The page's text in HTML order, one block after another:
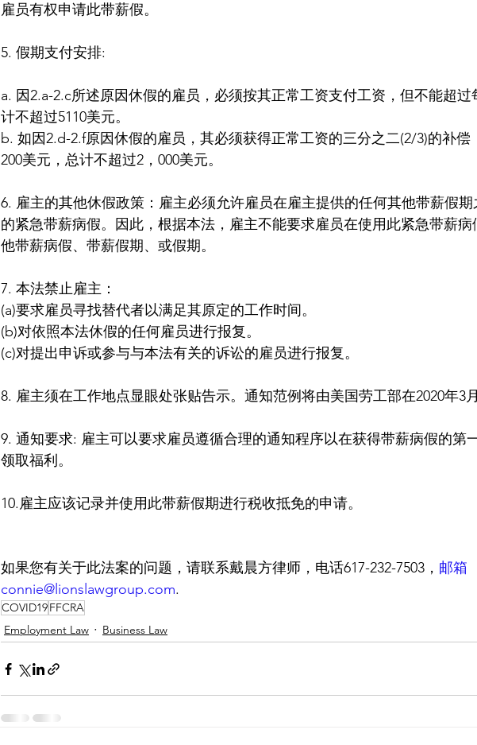
雇员有权申请此带薪假。
5. 假期支付安排:
a. 因2.a-2.c所述原因休假的雇员，必须按其正常工资支付工资，但不能超过
计不超过5110美元。
b. 如因2.d-2.f原因休假的雇员，其必须获得正常工资的三分之二(2/3)的补偿
200美元，总计不超过2，000美元。
6. 雇主的其他休假政策：雇主必须允许雇员在雇主提供的任何其他带薪假
的紧急带薪病假。因此，根据本法，雇主不能要求雇员在使用此紧急带薪
他带薪病假、带薪假期、或假期。
7. 本法禁止雇主：
(a)要求雇员寻找替代者以满足其原定的工作时间。
(b)对依照本法休假的任何雇员进行报复。
(c)对提出申诉或参与与本法有关的诉讼的雇员进行报复。
8. 雇主须在工作地点显眼处张贴告示。通知范例将由美国劳工部在2020年3月
9. 通知要求: 雇主可以要求雇员遵循合理的通知程序以在获得带薪病假的第
领取福利。
10.雇主应该记录并使用此带薪假期进行税收抵免的申请。
如果您有关于此法案的问题，请联系戴晨方律师，电话617-232-7503， 邮箱
connie@lionslawgroup.com.
COVID19FFCRA
Employment Law
Business Law